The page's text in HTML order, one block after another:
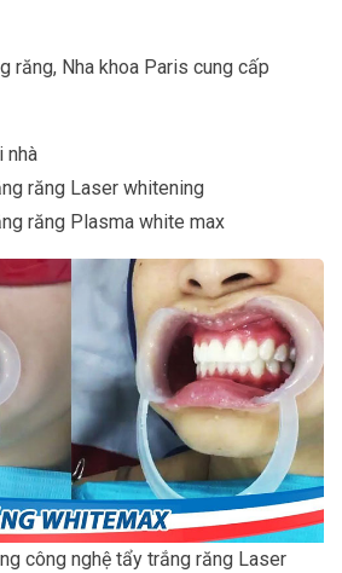
răng, Nha khoa Paris cung cấp
nhà
răng Laser whitening
răng Plasma white max
công nghệ tẩy trắng răng Laser